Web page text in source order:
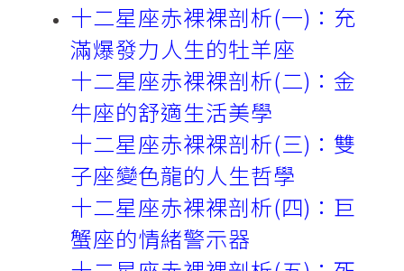
十二星座赤裸裸剖析(一)：充
滿爆發力人生的牡羊座
十二星座赤裸裸剖析(二)：金
牛座的舒適生活美學
十二星座赤裸裸剖析(三)：雙
子座變色龍的人生哲學
十二星座赤裸裸剖析(四)：巨
蟹座的情緒警示器